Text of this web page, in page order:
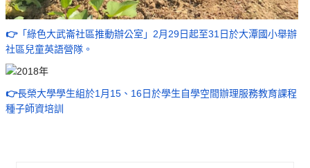
👉「綠色大武崙社區推動辦公室」2月29日起至31日於大潭國小舉辦
社區兒童英語營隊。
👉長榮大學學生組於1月15、16日於學生自學空間辦理服務教育課程
種子師資培訓